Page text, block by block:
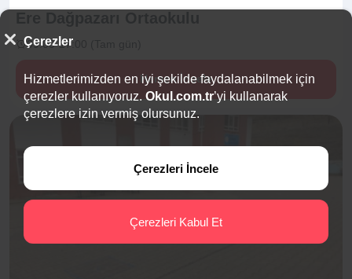
09:00-17:00 (Tam gün)
Hemen İncele
Çerezler
Hizmetlerimizden en iyi şekilde faydalanabilmek için
çerezler kullanıyoruz. Okul.com.tr’yi kullanarak
çerezlere izin vermiş olursunuz.
Çerezleri İncele
Çerezleri Kabul Et